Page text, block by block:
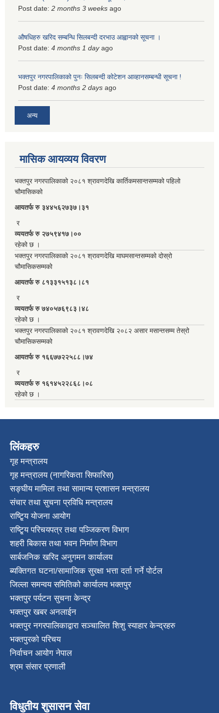
Post date: 2 months 3 weeks ago
औषधिहरु खरिद सम्बन्धि सिलबन्दी दरभाउ आह्वानको सूचना ।
Post date: 4 months 1 dayago
भक्तपुर नगरपालिकाको पुनः सिलबन्दी कोटेशन आव्हानसम्बन्धी सूचना !
Post date: 4 months 2 days ago
अन्य
मासिक आयव्यय विवरण
भक्तपुर नगरपालिकाको २०८१ श्रावणदेखि कार्तिकमसान्तसम्मको पहिलो
चौमासिकको
आयतर्फ रु‌ ३४४५६२७३७।३१
र
व्ययतर्फ रु २७५९४१७।००
रहेको छ ।
भक्तपुर नगरपालिकाको २०८१ श्रावणदेखि माघमसान्तसम्मको दोस्रो
चौमासिकसम्मको
आयतर्फ रु‌ ८१३३१५१३८।८१
र
व्ययतर्फ रु ७४०५७६९८३।४८
रहेको छ ।
भक्तपुर नगरपालिकाको २०८१ श्रावणदेखि २०८२ असार मसान्तसम्म तेस्रो
चौमासिकसम्मको
आयतर्फ रु‌ १६६७७२२५८८।७४
र
व्ययतर्फ रु १६१४५२२८६८।०८
रहेको छ ।
लिंकहरु
गृह मन्त्रालय
गृह मन्त्रालय (नागरिकता सिफारिस)
सङ्घीय मामिला तथा सामान्य प्रशासन मन्त्रालय
संचार तथा सुचना प्रविधि मन्त्रालय
राष्टि्ृय योजना आयोग
राष्टि्ृय परिचयपत्र तथा पञ्जिकरण विभाग
शहरी बिकास तथा भवन निर्माण विभाग
सार्बजनिक खरिद अनुगमन कार्यालय
ब्यक्तिगत घटना/सामाजिक सुरक्षा भत्ता दर्ता गर्ने पोर्टल
जिल्ला समन्वय समितिको कार्यालय भक्तपुर
भक्तपुर पर्यटन सुचना केन्द्र
भक्तपुर खबर अनलाईन
भक्तपुर नगरपालिकाद्वारा सञ्चालित शिशु स्याहार केन्द्रहरु
भक्तपुरकाे परिचय
निर्वाचन आयोग नेपाल
श्रम संसार प्रणाली
विधुतीय शुसासन सेवा